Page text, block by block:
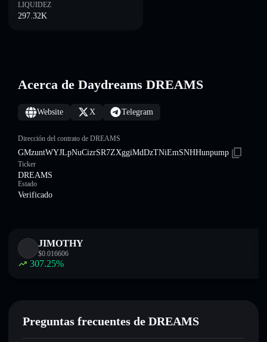
LIQUIDEZ
297.32K
Acerca de Daydreams DREAMS
Website X Telegram
Dirección del contrato de DREAMS
GMzuntWYJLpNuCizrSR7ZXggiMdDzTNiEmSNHHunpump
Ticker
DREAMS
Estado
Verificado
JIMOTHY
$0.016606
307.25%
Preguntas frecuentes de DREAMS